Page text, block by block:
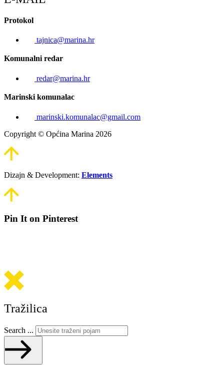
Protokol
tajnica@marina.hr
Komunalni redar
redar@marina.hr
Marinski komunalac
marinski.komunalac@gmail.com
Copyright © Općina Marina 2026
Dizajn & Development: Elements
Pin It on Pinterest
Tražilica
Search ...